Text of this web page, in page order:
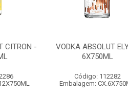
CITRON -
VODKA ABSOLUT
6X750ML
Código: 112282
Embalagem: